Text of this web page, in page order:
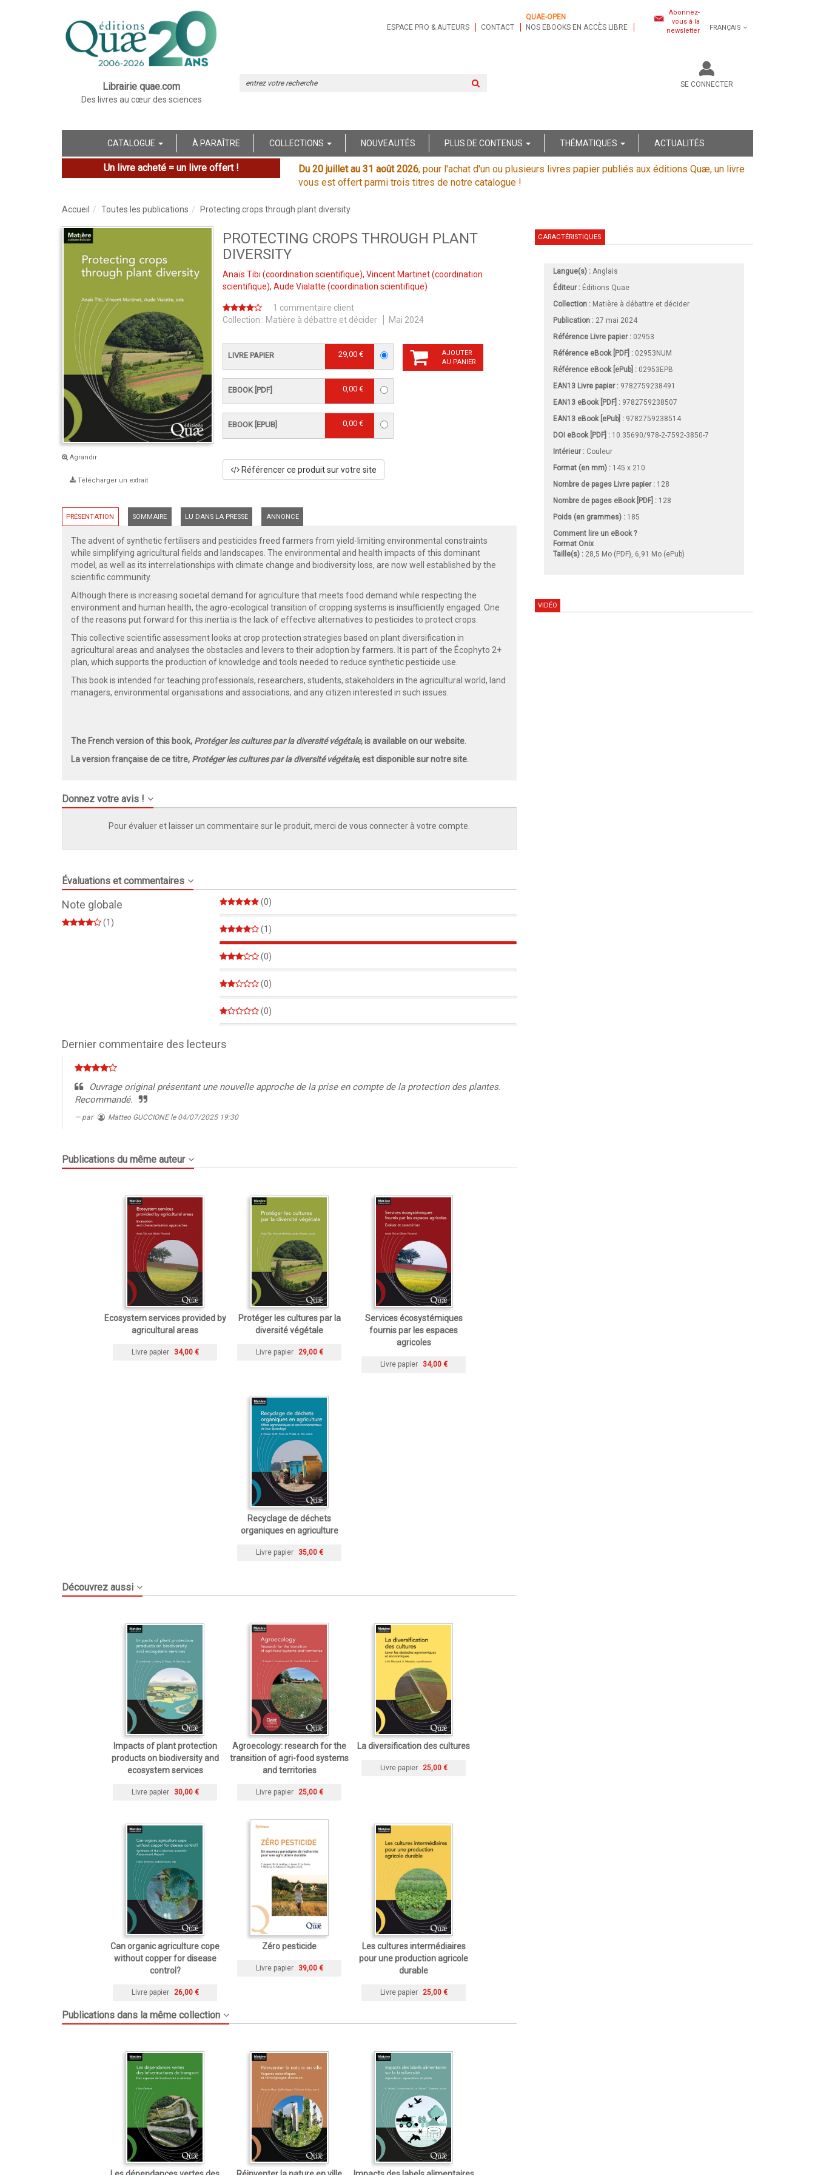
Librairie quae.com
Des livres au cœur des sciences
ESPACE PRO & AUTEURS CONTACT
QUAE-OPEN
NOS EBOOKS EN ACCÈS LIBRE
Abonnez-
vous à la
newsletter
FRANÇAIS
SE CONNECTER
CATALOGUE À PARAÎTRE COLLECTIONS NOUVEAUTÉS PLUS DE CONTENUS THÉMATIQUES ACTUALITÉS
Un livre acheté = un livre offert ! Du 20 juillet au 31 août 2026, pour l'achat d'un ou plusieurs livres papier publiés aux éditions Quæ, un livre
vous est offert parmi trois titres de notre catalogue !
Accueil Toutes les publications Protecting crops through plant diversity
Agrandir
Télécharger un extrait
PROTECTING CROPS THROUGH PLANT
DIVERSITY
Anaïs Tibi (coordination scientifique), Vincent Martinet(coordination
scientifique), Aude Vialatte (coordination scientifique)
1 commentaire client
Collection : Matière à débattre et décider Mai 2024
LIVRE PAPIER 29,00 €
EBOOK [PDF] 0,00 €
EBOOK [EPUB] 0,00 €
AJOUTER
AU PANIER
Référencer ce produit sur votre site
PRÉSENTATION SOMMAIRE LU DANS LA PRESSE ANNONCE
The advent of synthetic fertilisers and pesticides freed farmers from yield-limiting environmental constraints
while simplifying agricultural fields and landscapes. The environmental and health impacts of this dominant
model, as well as its interrelationships with climate change and biodiversity loss, are now well established by the
scientific community.
Although there is increasing societal demand for agriculture that meets food demand while respecting the
environment and human health, the agro-ecological transition of cropping systems is insufficiently engaged. One
of the reasons put forward for this inertia is the lack of effective alternatives to pesticides to protect crops.
This collective scientific assessment looks at crop protection strategies based on plant diversification in
agricultural areas and analyses the obstacles and levers to their adoption by farmers. It is part of the Écophyto 2+
plan, which supports the production of knowledge and tools needed to reduce synthetic pesticide use.
This book is intended for teaching professionals, researchers, students, stakeholders in the agricultural world, land
managers, environmental organisations and associations, and any citizen interested in such issues.
The French version of this book, Protéger les cultures par la diversité végétale, is available on our website.
La version française de ce titre, Protéger les cultures par la diversité végétale, est disponible sur notre site.
Donnez votre avis !
Pour évaluer et laisser un commentaire sur le produit, merci de vous connecter à votre compte.
Évaluations et commentaires
Note globale
(1)
(0)
(1)
100%
(0)
(0)
(0)
Dernier commentaire des lecteurs
Ouvrage original présentant une nouvelle approche de la prise en compte de la protection des plantes.
Recommandé.
par Matteo GUCCIONEle 04/07/2025 19:30
Publications du même auteur
Ecosystem services provided by
agricultural areas
Livre papier 34,00 €
Protéger les cultures par la
diversité végétale
Livre papier 29,00 €
Services écosystémiques
fournis par les espaces
agricoles
Livre papier 34,00 €
Recyclage de déchets
organiques en agriculture
Livre papier 35,00 €
Découvrez aussi
Impacts of plant protection
products on biodiversity and
ecosystem services
Livre papier 30,00 €
Agroecology: research for the
transition of agri-food systems
and territories
Livre papier 25,00 €
La diversification des cultures
Livre papier 25,00 €
Can organic agriculture cope
without copper for disease
control?
Livre papier 26,00 €
Zéro pesticide
Livre papier 39,00 €
Les cultures intermédiaires
pour une production agricole
durable
Livre papier 25,00 €
Publications dans la même collection
CARACTÉRISTIQUES
Langue(s) : Anglais
Éditeur : Éditions Quae
Collection : Matière à débattre et décider
Publication : 27 mai 2024
Référence Livre papier : 02953
Référence eBook [PDF] : 02953NUM
Référence eBook [ePub] : 02953EPB
EAN13 Livre papier : 9782759238491
EAN13 eBook [PDF] : 9782759238507
EAN13 eBook [ePub] : 9782759238514
DOI eBook [PDF] : 10.35690/978-2-7592-3850-7
Intérieur : Couleur
Format (en mm) : 145 x 210
Nombre de pages Livre papier: 128
Nombre de pages eBook [PDF] : 128
Poids (en grammes) : 185
Comment lire un eBook ?
Format Onix
Taille(s) : 28,5 Mo (PDF), 6,91 Mo (ePub)
VIDÉO